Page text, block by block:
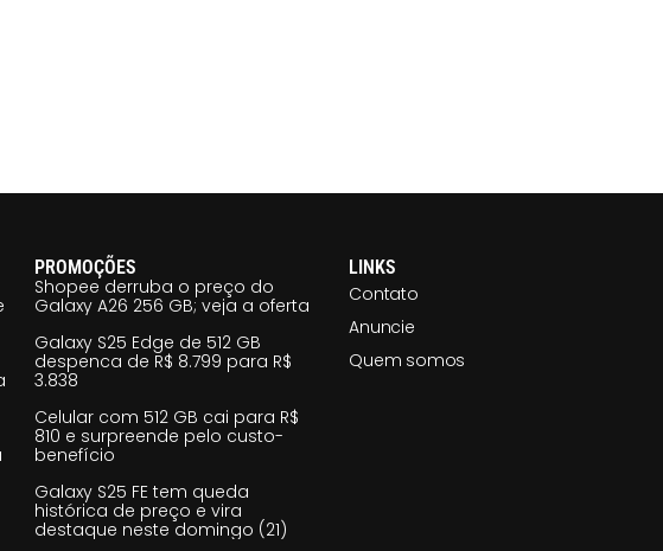
PROMOÇÕES
Shopee derruba o preço do
Galaxy A26 256 GB; veja a oferta
Galaxy S25 Edge de 512 GB
despenca de R$ 8.799 para R$
3.838
Celular com 512 GB cai para R$
810 e surpreende pelo custo-
benefício
Galaxy S25 FE tem queda
histórica de preço e vira
destaque neste domingo (21)
LINKS
Contato
Anuncie
Quem somos